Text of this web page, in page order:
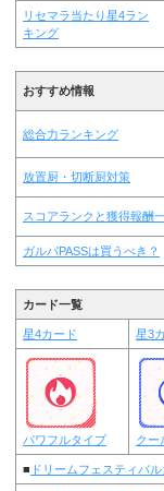
リセマラ当たり星4ラン
キング
おすすめ情報
総合力ランキング
放置厨・切断厨対策
スコアランクと獲得報酬
ガルパPASSは買うべき？
カード一覧
星4カード 星3
パワフルタイプ クー
■ ドリームフェスティバ